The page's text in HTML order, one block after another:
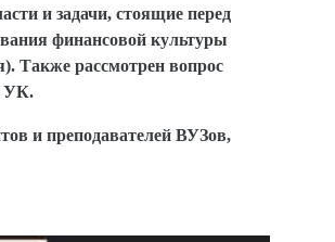
и задачи, стоящие перед
финансовой культуры
Также рассмотрен вопрос
УК.
и преподавателей ВУЗов,